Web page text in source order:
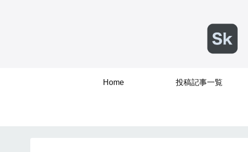
Home 投稿記事一覧